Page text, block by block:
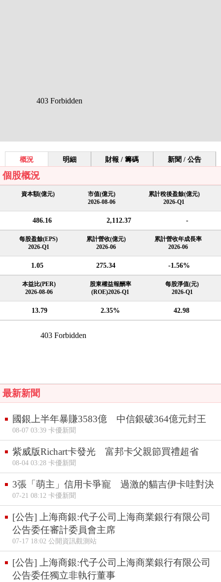
概況 明細 財報 / 籌碼 新聞 / 公告
個股概況
資本額(億元)
市值(億元)
2026-08-06
累計稅後盈餘(億元)
2026-Q1
486.16 2,112.37 -
每股盈餘(EPS)
2026-Q1
累計營收(億元)
2026-06
累計營收年成長率
2026-06
1.05 275.34 -1.56%
本益比(PER)
2026-08-06
股東權益報酬率
(ROE)2026-Q1
每股淨值(元)
2026-Q1
13.79 2.35% 42.98
最新新聞
國銀上半年暴賺3583億 中信銀破364億元封王
08-07 03:39 卡優新聞
紫威版Richart卡發光 富邦卡父親節買禮超省
08-04 03:28 卡優新聞
3張「萌主」信用卡爭寵 過激的貓吉伊卡哇對決
07-21 08:12 卡優新聞
[公告] 上海商銀:代子公司上海商業銀行有限公司
公告委任審計委員會主席
07-17 18:02 公開資訊觀測站
[公告] 上海商銀:代子公司上海商業銀行有限公司
公告委任獨立非執行董事